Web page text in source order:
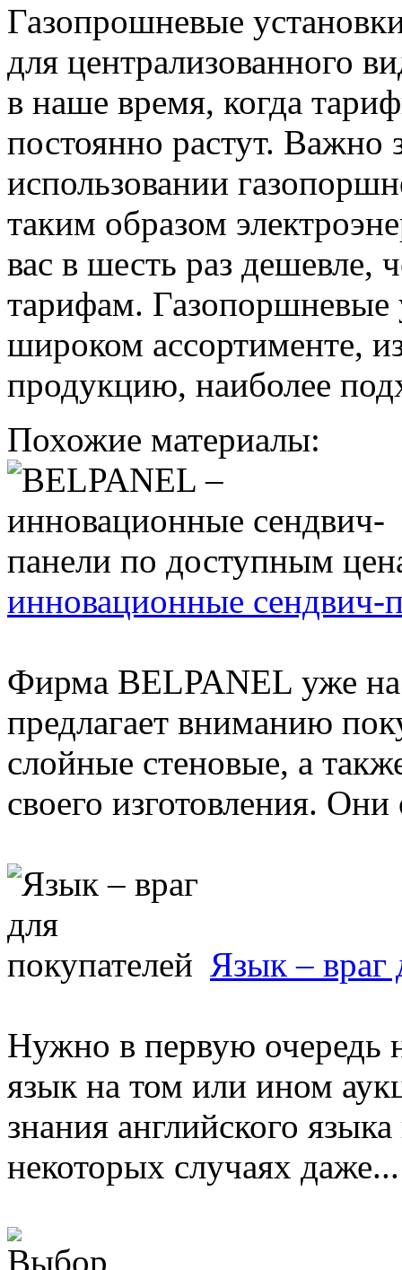
Газопрошневые
для централизованного
в наше время, когда
постоянно растут. Важно
использовании
таким образом
вас в шесть раз
тарифам. Газопоршневые
широком ассортименте,
продукцию, наиболее
Похожие материалы:
инновационные
Фирма BELPANEL уже на
предлагает вниманию
слойные стеновые, а
своего изготовления.
Язык – враг
Нужно в первую очередь
язык на том или ином
знания английского
некоторых случаях даже...